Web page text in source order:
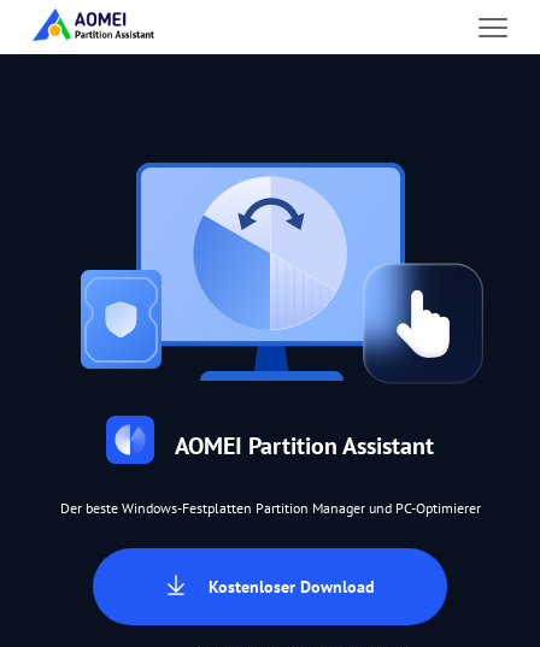
AOMEI Partition Assistant
Der beste Windows-Festplatten Partition Manager und PC-Optimierer
Kostenloser Download